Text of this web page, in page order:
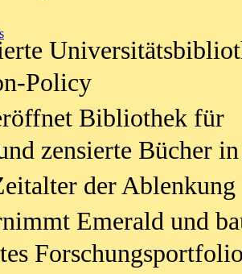
Policy
Bibliothek für
zensierte Bücher
der Ablenkung
Emerald und